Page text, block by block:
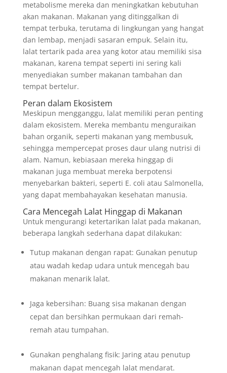
metabolisme mereka dan meningkatkan kebutuhan
akan makanan. Makanan yang ditinggalkan di
tempat terbuka, terutama di lingkungan yang hangat
dan lembap, menjadi sasaran empuk. Selain itu,
lalat tertarik pada area yang kotor atau memiliki sisa
makanan, karena tempat seperti ini sering kali
menyediakan sumber makanan tambahan dan
tempat bertelur.
Peran dalam Ekosistem
Meskipun mengganggu, lalat memiliki peran penting
dalam ekosistem. Mereka membantu menguraikan
bahan organik, seperti makanan yang membusuk,
sehingga mempercepat proses daur ulang nutrisi di
alam. Namun, kebiasaan mereka hinggap di
makanan juga membuat mereka berpotensi
menyebarkan bakteri, seperti E. coli atau Salmonella,
yang dapat membahayakan kesehatan manusia.
Cara Mencegah Lalat Hinggap di Makanan
Untuk mengurangi ketertarikan lalat pada makanan,
beberapa langkah sederhana dapat dilakukan:
Tutup makanan dengan rapat: Gunakan penutup
atau wadah kedap udara untuk mencegah bau
makanan menarik lalat.
Jaga kebersihan: Buang sisa makanan dengan
cepat dan bersihkan permukaan dari remah-
remah atau tumpahan.
Gunakan penghalang fisik: Jaring atau penutup
makanan dapat mencegah lalat mendarat.